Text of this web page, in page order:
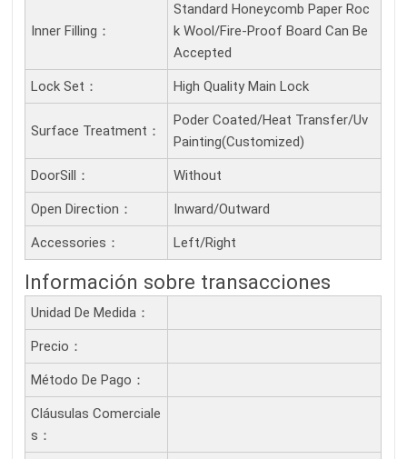
Inner Filling：
Standard Honeycomb Paper Roc
k Wool/Fire-Proof Board Can Be
Accepted
Lock Set： High Quality Main Lock
Surface Treatment：
Poder Coated/Heat Transfer/Uv
Painting(Customized)
DoorSill： Without
Open Direction： Inward/Outward
Accessories： Left/Right
Información sobre transacciones
Unidad De Medida：
Precio：
Método De Pago：
Cláusulas Comerciale
S：